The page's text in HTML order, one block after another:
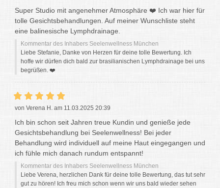
Super Studio mit angenehmer Atmosphäre ❤️ Ich war hier für
tolle Gesichtsbehandlungen. Auf meiner Wunschliste steht
eine balinesische Lymphdrainage.
Kommentar des Inhabers Seelenwellness München
Liebe Stefanie, Danke von Herzen für deine tolle Bewertung. Ich
hoffe wir dürfen dich bald zur brasilianischen Lymphdrainage bei uns
begrüßen. ❤️
von Verena H. am 11.03.2025 20:39
Ich bin schon seit Jahren treue Kundin und genieße jede
Gesichtsbehandlung bei Seelenwellness! Bei jeder
Behandlung wird individuell auf meine Haut eingegangen und
ich fühle mich danach rundum entspannt!
Kommentar des Inhabers Seelenwellness München
Liebe Verena, herzlichen Dank für deine tolle Bewertung, das tut sehr
gut zu hören! Ich freu mich schon wenn wir uns bald wieder sehen